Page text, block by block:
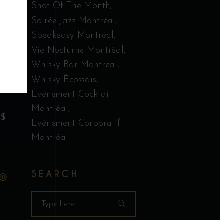
Shot Of The Month
Soirée Jazz Montréal
Speakeasy Montréal
Vie Nocturne Montréal
Whisky Bar Montreal
Whisky Écossais
Événement Cocktail
Montréal
Événement Corporatif
Montréal
SEARCH